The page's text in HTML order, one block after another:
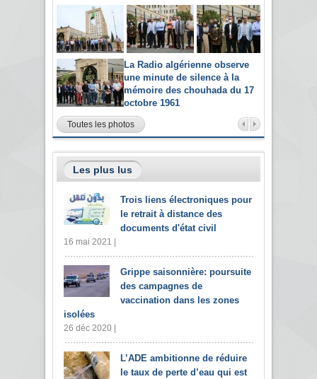
La Radio algérienne observe
une minute de silence à la
mémoire des chouhada du 17
octobre 1961
Toutes les photos
Les plus lus
Trois liens électroniques pour
le retrait à distance des
documents d'état civil
16 mai 2021 |
Grippe saisonnière: poursuite
des campagnes de
vaccination dans les zones
isolées
26 déc 2020 |
L’ADE ambitionne de réduire
le taux de perte d’eau qui est